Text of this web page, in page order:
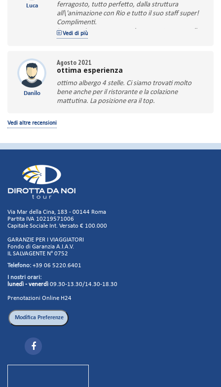
Luca
ferragosto, tutto perfetto, dalla struttura
all\'animazione con Rio e tutto il suo staff super!
Complimenti.
In omaggio a sorpresa anche un trattamento alla
spa, molto gradito.
Vedi di più
Danilo
Agosto 2021
ottima esperienza
ottimo albergo 4 stelle. Ci siamo trovati molto
bene anche per il ristorante e la colazione
mattutina. La posizione era il top.
Vedi altre recensioni
Via Mar della Cina, 183 - 00144 Roma
Partita IVA 10219571006
Capitale Sociale Int. Versato € 100.000
GARANZIE PER I VIAGGIATORI
Fondo di Garanzia A.I.A.V.
IL SALVAGENTE N° 0752
Telefono: +39 06 5220.6401
I nostri orari:
lunedì - venerdì 09.30-13.30/14.30-18.30
Prenotazioni Online H24